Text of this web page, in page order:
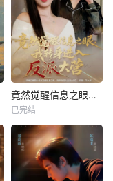
竟然觉醒信息之眼，我转身进入反派大营
已完结